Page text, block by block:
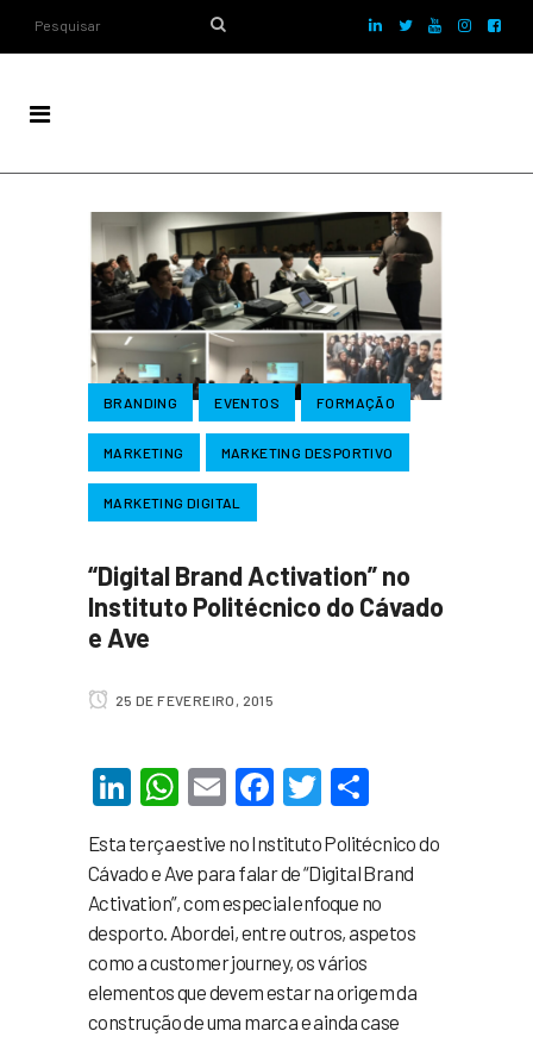
BRANDING EVENTOS FORMAÇÃO
MARKETING MARKETING DESPORTIVO
MARKETING DIGITAL
“Digital Brand Activation” no
Instituto Politécnico do Cávado
e Ave
25 DE FEVEREIRO, 2015
LinkedIn
WhatsApp
EmailFacebook
Twitter
Esta terça estive no Instituto Politécnico do
Cávado e Ave para falar de “Digital Brand
Activation”, com especial enfoque no
desporto. Abordei, entre outros, aspetos
como a customer journey, os vários
elementos que devem estar na origem da
construção de uma marca e ainda case